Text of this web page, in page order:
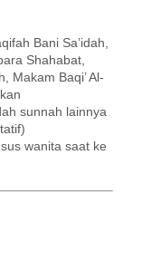
Bani Sa’idah,
Shahabat,
, Makam Baqi’ Al-
sunnah lainnya
wanita saat ke